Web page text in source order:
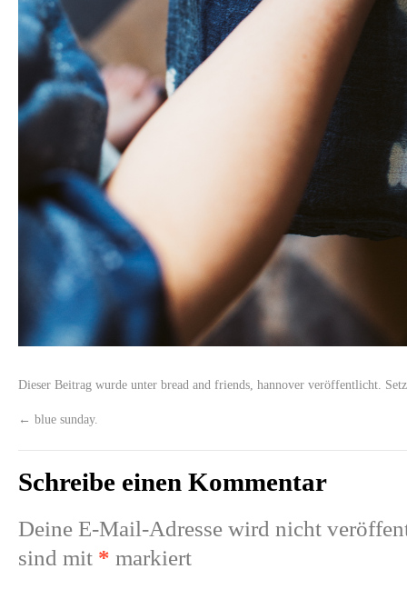
Dieser Beitrag wurde unter bread and friends, hannover veröffentlicht.
← blue sunday.
Schreibe einen Kommentar
Deine E-Mail-Adresse wird nicht
sind mit * markiert